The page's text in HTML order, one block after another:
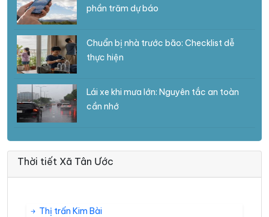
phần trăm dự báo
Chuẩn bị nhà trước bão: Checklist dễ
thực hiện
Lái xe khi mưa lớn: Nguyên tắc an toàn
cần nhớ
Thời tiết Xã Tân Ước
Thị trấn Kim Bài